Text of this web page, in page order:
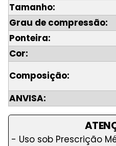
Tamanho:
Grau de compressão:
Ponteira:
Cor:
Composição:
ANVISA:
- Uso sob Prescrição